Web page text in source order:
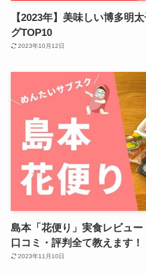
【2023年】美味しい博多明
グTOP10
2023年10月12日
島本「花便り」実食レビュ
口コミ・評判全て教えます！
2023年11月10日